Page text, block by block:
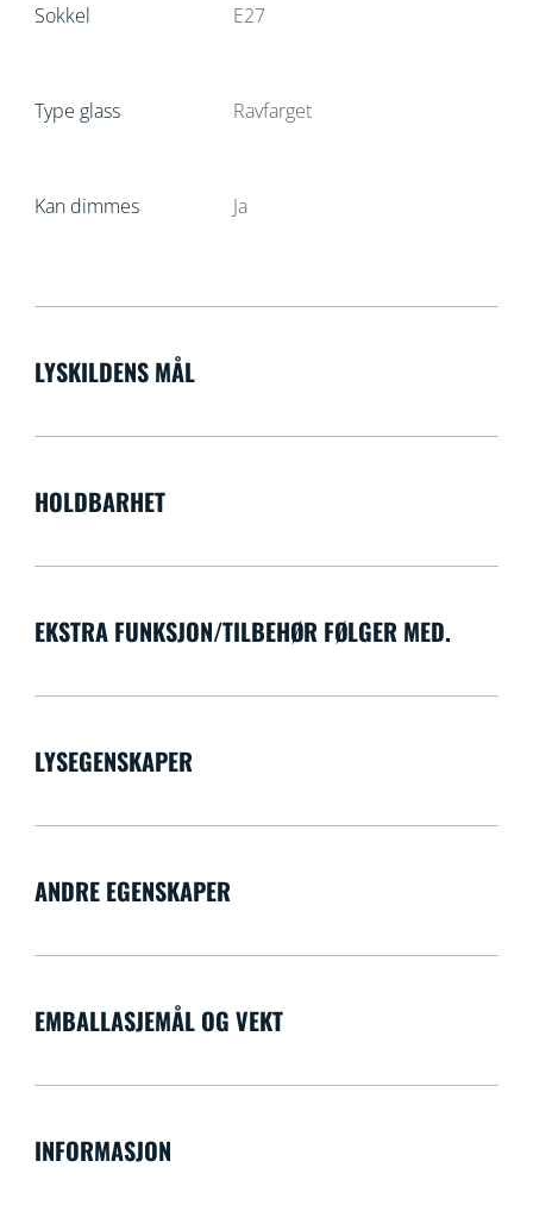
Sokkel E27
Type glass Ravfarget
Kan dimmes Ja
LYSKILDENS MÅL
HOLDBARHET
EKSTRA FUNKSJON/TILBEHØR FØLGER MED.
LYSEGENSKAPER
ANDRE EGENSKAPER
EMBALLASJEMÅL OG VEKT
INFORMASJON